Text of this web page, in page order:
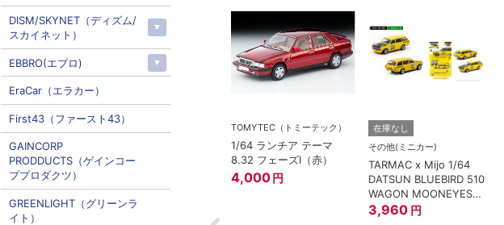
ミアム 07 ラン
エッセンサ
TOMYTEC（トミーテック）
1/64 ランチア テーマ
8.32 フェーズI（赤）
4,000 円
在庫なし
その他(ミニカー)
TARMAC x Mijo 1/64
DATSUN BLUEBIRD 510
WAGON MOONEYES
SPECIAL EDITION.
3,960 円
DISM/SKYNET（ディズム/
スカイネット）
EBBRO(エブロ)
EraCar（エラカー）
First43（ファースト43）
GAINCORP
PRODDUCTS（ゲインコー
ププロダクツ）
GREENLIGHT（グリーンラ
イト）